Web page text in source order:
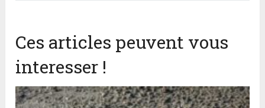
Ces articles peuvent vous
interesser !